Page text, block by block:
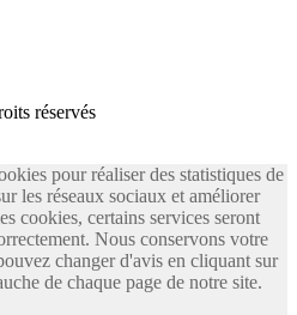
réservés
pour réaliser des statistiques de
les réseaux sociaux et améliorer
cookies, certains services seront
Nous conservons votre
changer d'avis en cliquant sur
de chaque page de notre site.